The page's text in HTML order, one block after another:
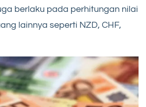
berlaku pada perhitungan nilai
lainnya seperti NZD, CHF,